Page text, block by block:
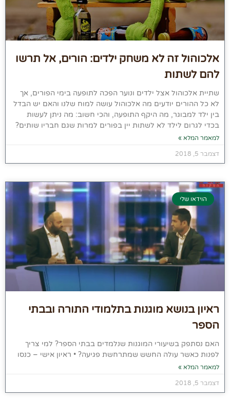
אלכוהול זה לא משחק ילדים: הורים, אל תרשו
להם לשתות
שתיית אלכוהול אצל ילדים ונוער הפכה לתופעה בימי הפורים, אך
לא כל ההורים יודעים מה אלכוהול עושה למוח שלנו והאם יש הבדל
בין ילד למבוגר, מה היקף התופעה, והכי חשוב: מה ניתן לעשות
בכדי לגרום לילד לא לשתות יין בפורים למרות שגם חבריו שותים?
למאמר המלא »
דצמבר 5, 2018
הוידאו שלי
ראיון בנושא מוגנות בתלמודי התורה ובבתי
הספר
האם נסתפק בשיעורי המוגנות שנלמדים בבתי הספר? למי צריך
לפנות כאשר עולה החשש שמתרחשת פגיעה? • ראיון אישי – כנסו
למאמר המלא »
דצמבר 5, 2018